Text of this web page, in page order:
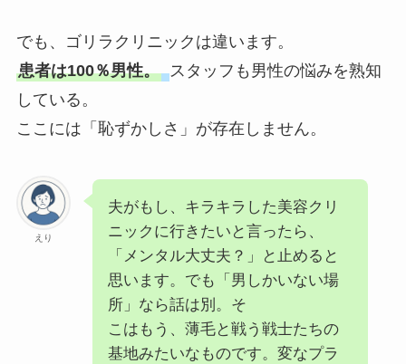
でも、ゴリラクリニックは違います。
患者は100％男性。 スタッフも男性の悩みを熟知
している。
ここには「恥ずかしさ」が存在しません。
えり
夫がもし、キラキラした美容クリ
ニックに行きたいと言ったら、
「メンタル大丈夫？」と止めると
思います。でも「男しかいない場
所」なら話は別。そ
こはもう、薄毛と戦う戦士たちの
基地みたいなものです。変なプラ